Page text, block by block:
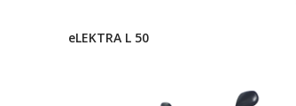
eLEKTRA L 50